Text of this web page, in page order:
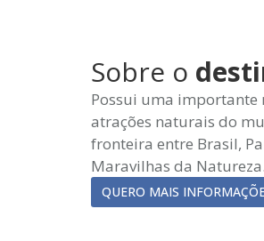
Sobre o
Possui uma importante
atrações naturais do
fronteira entre Brasil,
Maravilhas da Natureza.
QUERO MAIS